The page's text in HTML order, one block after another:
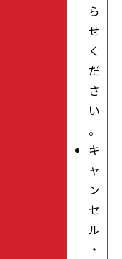
ら
せ
く
だ
さ
い
。
キ
ャ
ン
セ
ル
・